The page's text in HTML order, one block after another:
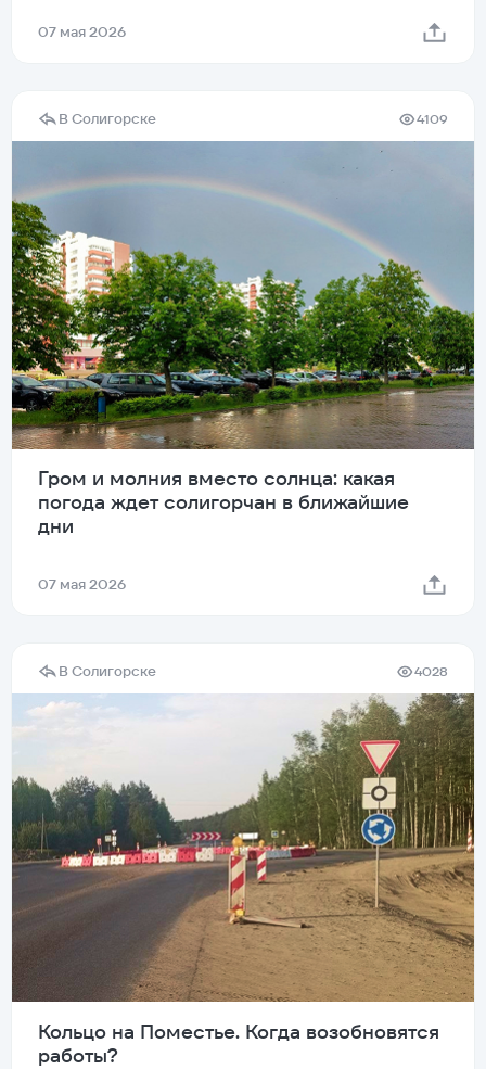
07 мая 2026
В Солигорске 4109
Гром и молния вместо солнца: какая
погода ждет солигорчан в ближайшие
дни
07 мая 2026
В Солигорске 4028
Кольцо на Поместье. Когда возобновятся
работы?